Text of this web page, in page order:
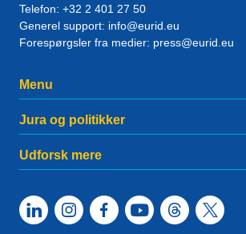
Telefon: +32 2 401 27 50
Generel support: info@eurid.eu
Forespørgsler fra medier: press@eurid.eu
Menu
Jura og politikker
Udforsk mere